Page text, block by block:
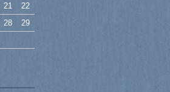
21
22
28
29